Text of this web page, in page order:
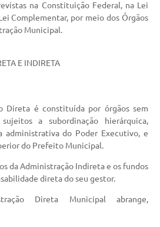
na Constituição Federal, na Lei
Complementar, por meio dos Órgãos
Municipal.
E INDIRETA
Direta é constituída por órgãos sem
a subordinação hierárquica,
administrativa do Poder Executivo, e
do Prefeito Municipal.
da Administração Indireta e os fundos
direta do seu gestor.
Direta Municipal abrange,